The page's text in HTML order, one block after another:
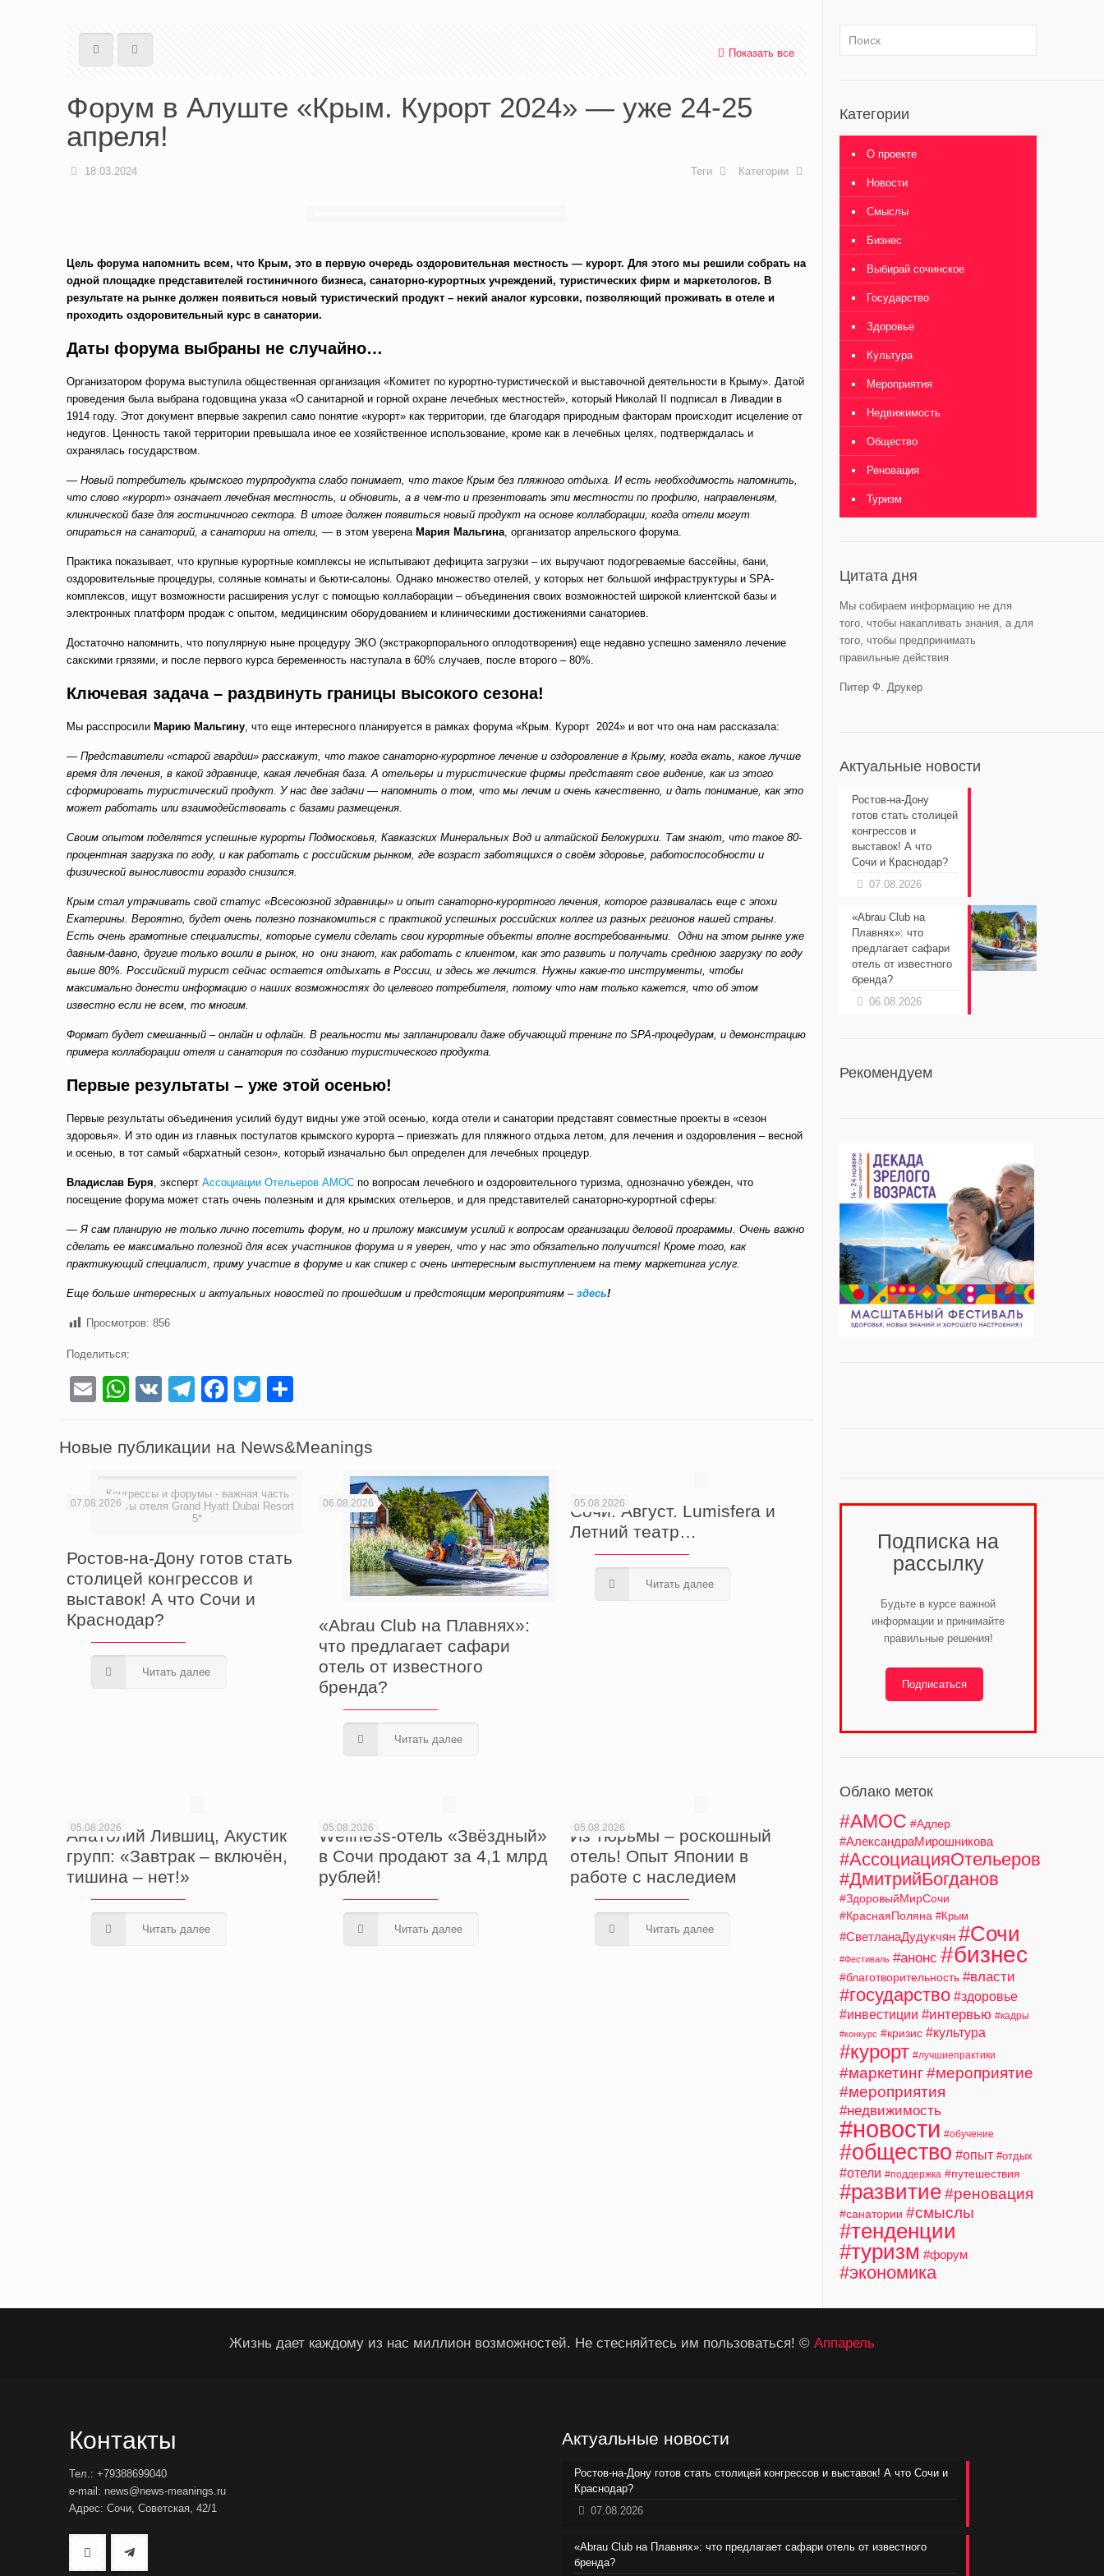
Показать все
Форум в Алуште «Крым. Курорт 2024» — уже 24-25
апреля!
18.03.2024 Категории
Теги
Цель форума напомнить всем, что Крым, это в первую очередь оздоровительная местность — курорт. Для этого мы решили собрать на
одной площадке представителей гостиничного бизнеса, санаторно-курортных учреждений, туристических фирм и маркетологов. В
результате на рынке должен появиться новый туристический продукт – некий аналог курсовки, позволяющий проживать в отеле и
проходить оздоровительный курс в санатории.
Даты форума выбраны не случайно…
Организатором форума выступила общественная организация «Комитет по курортно-туристической и выставочной деятельности в Крыму». Датой
проведения была выбрана годовщина указа «О санитарной и горной охране лечебных местностей», который Николай II подписал в Ливадии в
1914 году. Этот документ впервые закрепил само понятие «курорт» как территории, где благодаря природным факторам происходит исцеление от
недугов. Ценность такой территории превышала иное ее хозяйственное использование, кроме как в лечебных целях, подтверждалась и
охранялась государством.
—Новый потребитель крымского турпродукта слабо понимает, что такое Крым без пляжного отдыха. И есть необходимость напомнить,
что слово «курорт» означает лечебная местность, и обновить, а в чем-то и презентовать эти местности по профилю, направлениям,
клинической базе для гостиничного сектора. В итоге должен появиться новый продукт на основе коллаборации, когда отели могут
опираться на санаторий, а санатории на отели, — в этом уверена Мария Мальгина, организатор апрельского форума.
Практика показывает, что крупные курортные комплексы не испытывают дефицита загрузки – их выручают подогреваемые бассейны, бани,
оздоровительные процедуры, соляные комнаты и бьюти-салоны. Однако множество отелей, у которых нет большой инфраструктуры и SPA-
комплексов, ищут возможности расширения услуг с помощью коллаборации – объединения своих возможностей широкой клиентской базы и
электронных платформ продаж с опытом, медицинским оборудованием и клиническими достижениями санаториев.
Достаточно напомнить, что популярную ныне процедуру ЭКО (экстракорпорального оплодотворения) еще недавно успешно заменяло лечение
сакскими грязями, и после первого курса беременность наступала в 60% случаев, после второго – 80%.
Ключевая задача – раздвинуть границы высокого сезона!
Мы расспросили Марию Мальгину, что еще интересного планируется в рамках форума «Крым. Курорт 2024» и вот что она нам рассказала:
— Представители «старой гвардии» расскажут, что такое санаторно-курортное лечение и оздоровление в Крыму, когда ехать, какое лучше
время для лечения, в какой здравнице, какая лечебная база. А отельеры и туристические фирмы представят свое видение, как из этого
сформировать туристический продукт. У нас две задачи — напомнить о том, что мы лечим и очень качественно, и дать понимание, как это
может работать или взаимодействовать с базами размещения.
Своим опытом поделятся успешные курорты Подмосковья, Кавказских Минеральных Вод и алтайской Белокурихи. Там знают, что такое 80-
процентная загрузка по году, и как работать с российским рынком, где возраст заботящихся о своём здоровье, работоспособности и
физической выносливости гораздо снизился.
Крым стал утрачивать свой статус «Всесоюзной здравницы» и опыт санаторно-курортного лечения, которое развивалась еще с эпохи
Екатерины. Вероятно, будет очень полезно познакомиться с практикой успешных российских коллег из разных регионов нашей страны.
Есть очень грамотные специалисты, которые сумели сделать свои курортные объекты вполне востребованными. Одни на этом рынке уже
давным-давно, другие только вошли в рынок, но они знают, как работать с клиентом, как это развить и получать среднюю загрузку по году
выше 80%. Российский турист сейчас остается отдыхать в России, и здесь же лечится. Нужны какие-то инструменты, чтобы
максимально донести информацию о наших возможностях до целевого потребителя, потому что нам только кажется, что об этом
известно если не всем, то многим.
Формат будет смешанный – онлайн и офлайн. В реальности мы запланировали даже обучающий тренинг по SPA-процедурам, и демонстрацию
примера коллаборации отеля и санатория по созданию туристического продукта.
Первые результаты – уже этой осенью!
Первые результаты объединения усилий будут видны уже этой осенью, когда отели и санатории представят совместные проекты в «сезон
здоровья». И это один из главных постулатов крымского курорта – приезжать для пляжного отдыха летом, для лечения и оздоровления – весной
и осенью, в тот самый «бархатный сезон», который изначально был определен для лечебных процедур.
Владислав Буря, экспертАссоциации Отельеров АМОС по вопросам лечебного и оздоровительного туризма, однозначно убежден, что
посещение форума может стать очень полезным и для крымских отельеров, и для представителей санаторно-курортной сферы:
— Я сам планирую не только лично посетить форум, но и приложу максимум усилий к вопросам организации деловой программы. Очень важно
сделать ее максимально полезной для всех участников форума и я уверен, что у нас это обязательно получится! Кроме того, как
практикующий специалист, приму участие в форуме и как спикер с очень интересным выступлением на тему маркетинга услуг.
Еще больше интересных и актуальных новостей по прошедшим и предстоящим мероприятиям –здесь!
Просмотров: 856
Поделиться:
EmailWhatsApp
VK Telegram
Facebook
Twitter
Новые публикации на News&Meanings
Конгрессы и форумы - важная часть
работы отеля Grand Hyatt Dubai Resort
5*
07.08.2026
Ростов-на-Дону готов стать
столицей конгрессов и
выставок! А что Сочи и
Краснодар?
Читать далее
06.08.2026
«Abrau Club на Плавнях»:
что предлагает сафари
отель от известного
бренда?
Читать далее
05.08.2026
Сочи. Август. Lumisfera и
Летний театр…
Читать далее
05.08.2026
Анатолий Лившиц, Акустик
групп: «Завтрак – включён,
тишина – нет!»
Читать далее
05.08.2026
Wellness-отель «Звёздный»
в Сочи продают за 4,1 млрд
рублей!
Читать далее
05.08.2026
Из тюрьмы – роскошный
отель! Опыт Японии в
работе с наследием
Читать далее
Категории
О проекте
Новости
Смыслы
Бизнес
Выбирай сочинское
Государство
Здоровье
Культура
Мероприятия
Недвижимость
Общество
Реновация
Туризм
Цитата дня
Мы собираем информацию не для
того, чтобы накапливать знания, а для
того, чтобы предпринимать
правильные действия
Питер Ф. Друкер
Актуальные новости
Ростов-на-Дону
готов стать столицей
конгрессов и
выставок! А что
Сочи и Краснодар?
07.08.2026
«Abrau Club на
Плавнях»: что
предлагает сафари
отель от известного
бренда?
06.08.2026
Рекомендуем
Подписка на
рассылку
Будьте в курсе важной
информации и принимайте
правильные решения!
Подписаться
Облако меток
#АМОС #Адлер
#АлександраМирошникова
#АссоциацияОтельеров
#ДмитрийБогданов
#ЗдоровыйМирСочи
#КраснаяПоляна #Крым
#СветланаДудукчян #Сочи
#Фестиваль #анонс #бизнес
#благотворительность #власти
#государство #здоровье
#инвестиции #интервью #кадры
#конкурс #кризис #культура
#курорт #лучшиепрактики
#маркетинг #мероприятие
#мероприятия
#недвижимость
#новости #обучение
#общество #опыт #отдых
#отели #поддержка #путешествия
#развитие #реновация
#санатории #смыслы
#тенденции
#туризм #форум
#экономика
Жизнь дает каждому из нас миллион возможностей. Не стесняйтесь им пользоваться! © Аппарель
Контакты
Тел.: +79388699040
e-mail: news@news-meanings.ru
Адрес: Сочи, Советская, 42/1
Актуальные новости
Ростов-на-Дону готов стать столицей конгрессов и выставок! А что Сочи и
Краснодар?
07.08.2026
«Abrau Club на Плавнях»: что предлагает сафари отель от известного
бренда?